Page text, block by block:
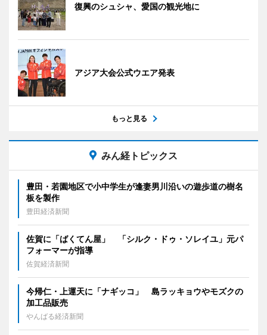
復興のシュシャ、愛国の観光地に
アジア大会公式ウエア発表
もっと見る
みん経トピックス
豊田・若園地区で小中学生が逢妻男川沿いの遊歩道の樹名
板を製作
豊田経済新聞
佐賀に「ばくてん屋」 「シルク・ドゥ・ソレイユ」元パ
フォーマーが指導
佐賀経済新聞
今帰仁・上運天に「ナギッコ」 島ラッキョウやモズクの
加工品販売
やんばる経済新聞